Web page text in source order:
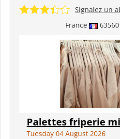
France 63560
Signalez un
Palettes friperie
Tuesday 04 August 2026